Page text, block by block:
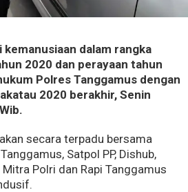
kemanusiaan dalam rangka
2020 dan perayaan tahun
Polres Tanggamus dengan
2020 berakhir, Senin
secara terpadu bersama
Satpol PP, Dishub,
Mitra Polri dan Rapi Tanggamus